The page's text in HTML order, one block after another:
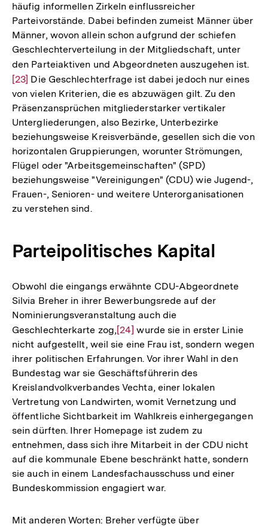
häufig informellen Zirkeln einflussreicher
Parteivorstände. Dabei befinden zumeist Männer über
Männer, wovon allein schon aufgrund der schiefen
Geschlechterverteilung in der Mitgliedschaft, unter
den Parteiaktiven und Abgeordneten auszugehen ist.
[23] Die Geschlechterfrage ist dabei jedoch nur eines
von vielen Kriterien, die es abzuwägen gilt. Zu den
Präsenzansprüchen mitgliederstarker vertikaler
Untergliederungen, also Bezirke, Unterbezirke
beziehungsweise Kreisverbände, gesellen sich die von
horizontalen Gruppierungen, worunter Strömungen,
Flügel oder "Arbeitsgemeinschaften" (SPD)
beziehungsweise "Vereinigungen" (CDU) wie Jugend-,
Frauen-, Senioren- und weitere Unterorganisationen
zu verstehen sind.
Parteipolitisches Kapital
Obwohl die eingangs erwähnte CDU-Abgeordnete
Silvia Breher in ihrer Bewerbungsrede auf der
Nominierungsveranstaltung auch die
Geschlechterkarte zog, Zur
Auflösung
der
Fußnote
[24] wurde sie in erster Linie
nicht aufgestellt, weil sie eine Frau ist, sondern wegen
ihrer politischen Erfahrungen. Vor ihrer Wahl in den
Bundestag war sie Geschäftsführerin des
Kreislandvolkverbandes Vechta, einer lokalen
Vertretung von Landwirten, womit Vernetzung und
öffentliche Sichtbarkeit im Wahlkreis einhergegangen
sein dürften. Ihrer Homepage ist zudem zu
entnehmen, dass sich ihre Mitarbeit in der CDU nicht
auf die kommunale Ebene beschränkt hatte, sondern
sie auch in einem Landesfachausschuss und einer
Bundeskommission engagiert war.
Mit anderen Worten: Breher verfügte über